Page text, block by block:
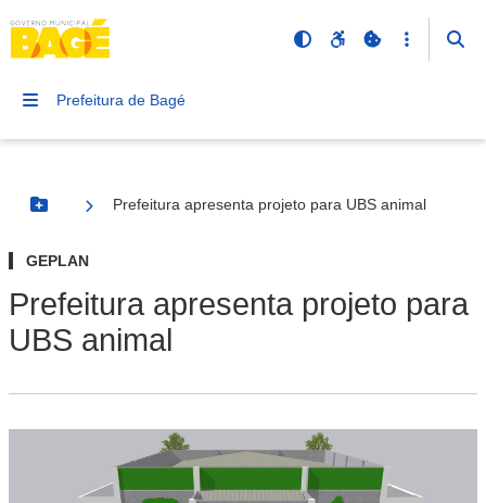
Prefeitura de Bagé
Botão Menu
Prefeitura apresenta projeto para UBS animal
GEPLAN
Prefeitura apresenta projeto para
UBS animal